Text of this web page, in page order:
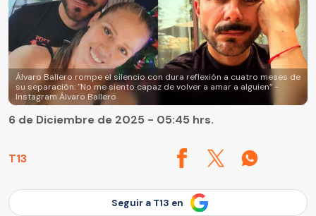
Álvaro Ballero rompe el silencio con dura reflexión a cuatro meses de
su separación: "No me siento capaz de volver a amar a alguien” -
Instagram Álvaro Ballero
T13
6 de Diciembre de 2025 - 05:45 hrs.
Seguir a T13 en